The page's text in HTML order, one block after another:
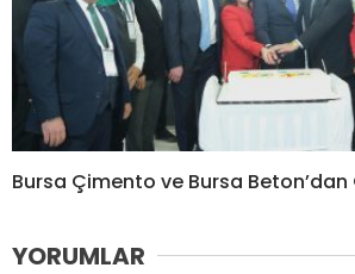
Bursa Çimento ve Bursa
YORUMLAR